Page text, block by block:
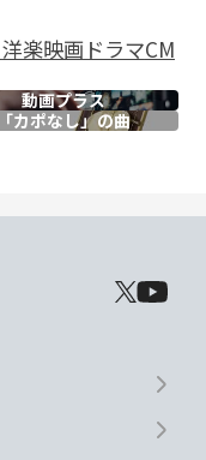
洋楽映画ドラマCM
動画プラス
「カポなし」の曲